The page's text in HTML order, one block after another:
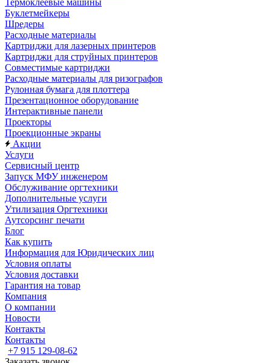
Термоклеевые машины
Буклетмейкеры
Шредеры
Расходные материалы
Картриджи для лазерных принтеров
Картриджи для струйных принтеров
Совместимые картриджи
Расходные материалы для ризографов
Рулонная бумага для плоттера
Презентационное оборудование
Интерактивные панели
Проекторы
Проекционные экраны
Акции
Услуги
Сервисный центр
Запуск МФУ инженером
Обслуживание оргтехники
Дополнительные услуги
Утилизация Оргтехники
Аутсорсинг печати
Блог
Как купить
Информация для Юридических лиц
Условия оплаты
Условия доставки
Гарантия на товар
Компания
О компании
Новости
Контакты
Контакты
+7 915 129-08-62